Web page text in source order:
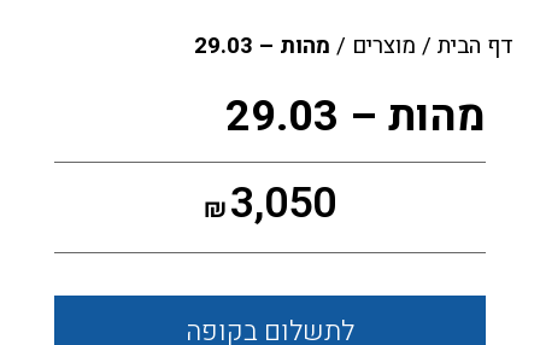
דף הבית / מוצרים / מהות – 29.03
מהות – 29.03
₪3,050
לתשלום בקופה